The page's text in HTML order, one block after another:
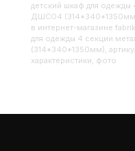
Детский шкаф для одежды 4 секции металлические опоры
ДШСО4
в интернет-магазине
для одежды 4 секции
(314*340*1350мм),
характеристики, фото